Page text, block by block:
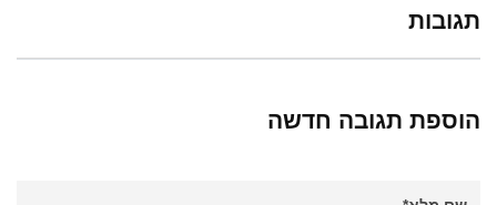
תגובות
הוספת תגובה חדשה